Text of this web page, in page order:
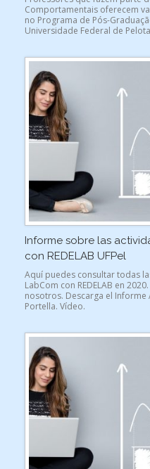
Comportamentais oferecem
no Programa de Pós-
Universidade Federal de
Informe sobre las
con REDELAB UFPel
Aquí puedes consultar todas
LabCom con REDELAB en
nosotros. Descarga el Informe
Portella. Vídeo.